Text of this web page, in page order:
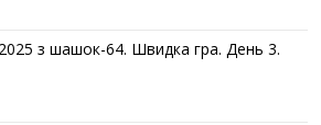
з шашок-64. Швидка гра. День 3.